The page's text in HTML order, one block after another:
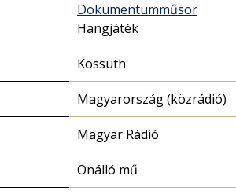
Dokumentumműsor
Hangjáték
Kossuth
Magyarország (közrádió)
Magyar Rádió
Önálló mű